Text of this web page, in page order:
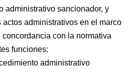
administrativo sancionador, y
administrativos en el marco
con la normativa
funciones:
administrativo